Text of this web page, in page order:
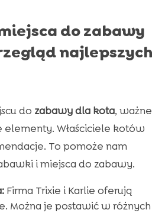
do zabawy
najlepszych
do zabawy dla kota, ważne
Właściciele kotów
To pomoże nam
i miejsca do zabawy.
Firma Trixie i Karlie oferują
Można je postawić w różnych